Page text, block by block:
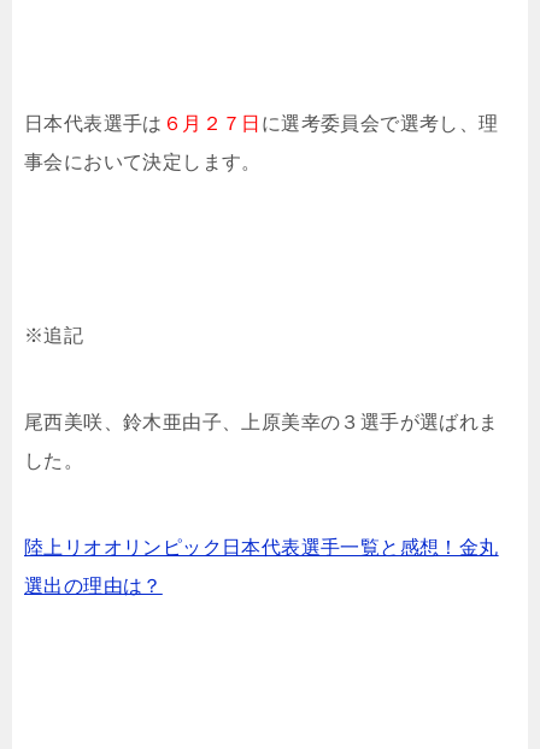
日本代表選手は ６月２７日 に選考委員会で選考し、理
事会において決定します。
※追記
尾西美咲、鈴木亜由子、上原美幸の３選手が選ばれま
した。
陸上リオオリンピック日本代表選手一覧と感想！金丸
選出の理由は？